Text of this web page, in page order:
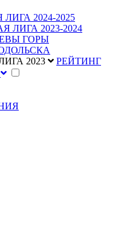
2024-2025
2023-2024
ГОРЫ
2023
РЕЙТИНГ